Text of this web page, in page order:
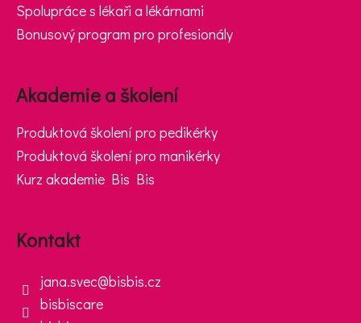
Spolupráce s lékaři a lékárnami
Bonusový program pro profesionály
Akademie a školení
Produktová školení pro pedikérky
Produktová školení pro manikérky
Kurz akademie Bis Bis
Kontakt
jana.svec@bisbis.cz
bisbiscare